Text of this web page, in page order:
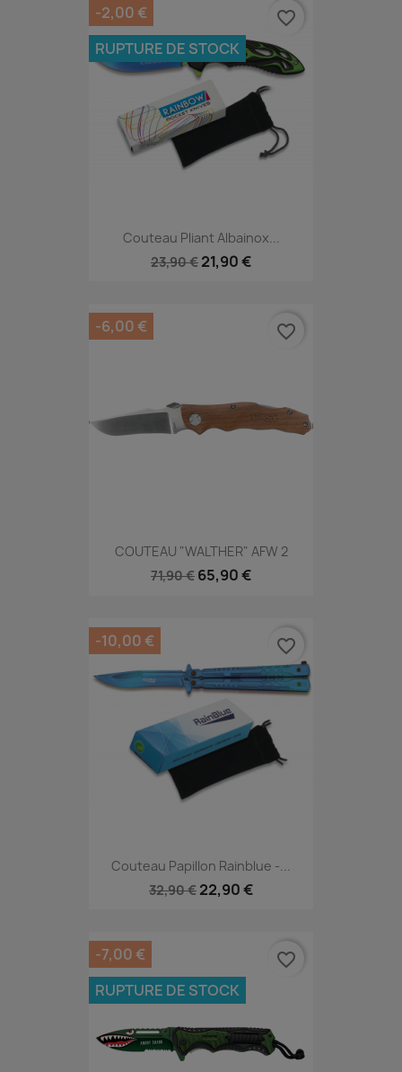
Couteau Pliant Albainox...
23,90 € 21,90 €
-2,00 €
RUPTURE DE STOCK
favorite_border
COUTEAU "WALTHER" AFW 2
71,90 € 65,90 €
-6,00 € favorite_border
Couteau Papillon Rainblue -...
32,90 € 22,90 €
-10,00 € favorite_border
-7,00 €
RUPTURE DE STOCK
favorite_border